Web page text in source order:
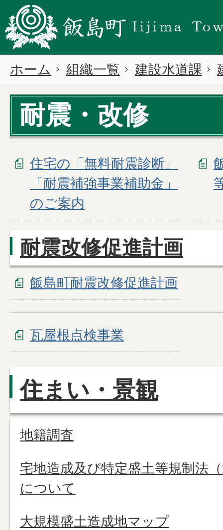
ホーム 組織一覧 建設水道課
耐震・改修
住宅の「無料耐震診断」
「耐震補強事業補助金」
のご案内
耐震改修促進計画
飯島町耐震改修促進計画
瓦屋根点検事業
住まい・景観
地籍調査
宅地造成及び特定盛土等規制法
について
大規模盛土造成地マップ